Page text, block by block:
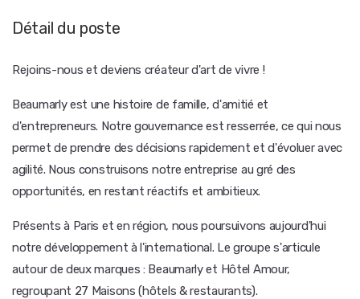
Détail du poste
Rejoins-nous et deviens créateur d'art de vivre !
Beaumarly est une histoire de famille, d'amitié et
d'entrepreneurs. Notre gouvernance est resserrée, ce qui nous
permet de prendre des décisions rapidement et d'évoluer avec
agilité. Nous construisons notre entreprise au gré des
opportunités, en restant réactifs et ambitieux.
Présents à Paris et en région, nous poursuivons aujourd'hui
notre développement à l'international. Le groupe s'articule
autour de deux marques : Beaumarly et Hôtel Amour,
regroupant 27 Maisons (hôtels & restaurants).